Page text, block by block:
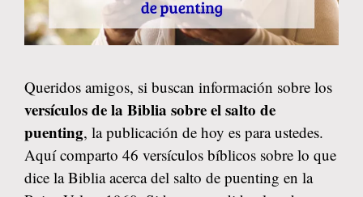
Queridos amigos, si buscan información sobre los
versículos de la Biblia sobre el salto de
puenting, la publicación de hoy es para ustedes.
Aquí comparto 46 versículos bíblicos sobre lo que
dice la Biblia acerca del salto de puenting en la